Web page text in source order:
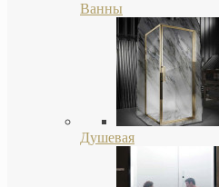
Ванны
Душевая